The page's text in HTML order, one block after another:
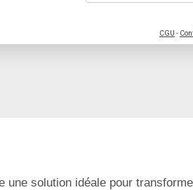
CGU -
une solution idéale pour